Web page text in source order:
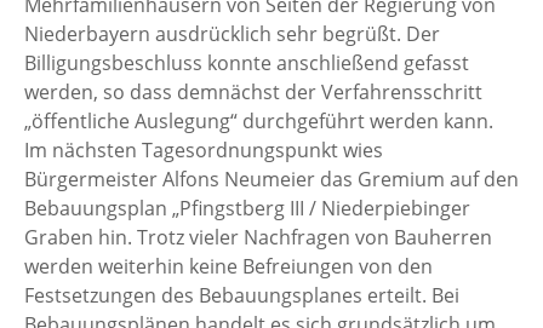
Niederbayern ausdrücklich sehr begrüßt. Der
Billigungsbeschluss konnte anschließend gefasst
werden, so dass demnächst der Verfahrensschritt
„öffentliche Auslegung“ durchgeführt werden kann.
Im nächsten Tagesordnungspunkt wies
Bürgermeister Alfons Neumeier das Gremium auf den
Bebauungsplan „Pfingstberg III / Niederpiebinger
Graben hin. Trotz vieler Nachfragen von Bauherren
werden weiterhin keine Befreiungen von den
Festsetzungen des Bebauungsplanes erteilt. Bei